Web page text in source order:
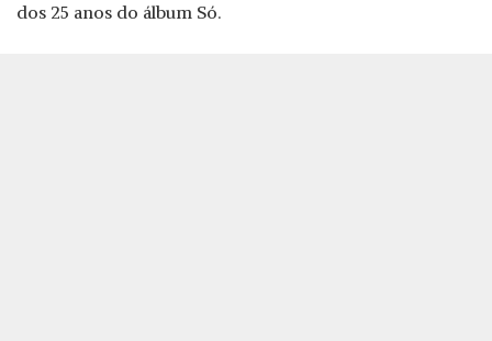
dos 25 anos do álbum Só.